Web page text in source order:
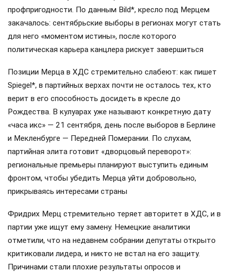
профпригодности. По данным Bild*, кресло под Мерцем
закачалось: сентябрьские выборы в регионах могут стать
для него «моментом истины», после которого
политическая карьера канцлера рискует завершиться
Позиции Мерца в ХДС стремительно слабеют: как пишет
Spiegel*, в партийных верхах почти не осталось тех, кто
верит в его способность досидеть в кресле до
Рождества. В кулуарах уже называют конкретную дату
«часа икс» — 21 сентября, день после выборов в Берлине
и Мекленбурге — Передней Померании. По слухам,
партийная элита готовит «дворцовый переворот»:
региональные премьеры планируют выступить единым
фронтом, чтобы убедить Мерца уйти добровольно,
прикрываясь интересами страны
Фридрих Мерц стремительно теряет авторитет в ХДС, и в
партии уже ищут ему замену. Немецкие аналитики
отметили, что на недавнем собрании депутаты открыто
критиковали лидера, и никто не встал на его защиту.
Причинами стали плохие результаты опросов и